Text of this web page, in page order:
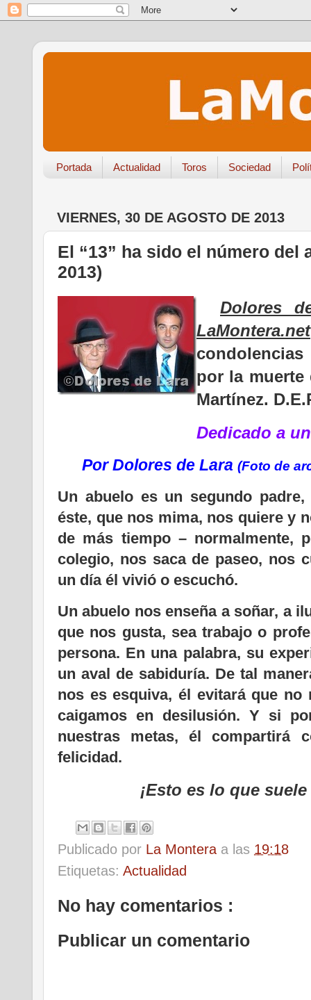
Portada Actualidad Toros Sociedad
VIERNES, 30 DE AGOSTO DE 2013
El “13” ha sido el número del
2013)
Dolores
LaMontera.net
por la muerte
Martínez.
Dedicado a
Por Dolores de Lara(Foto de
Un abuelo es un segundo
éste, que nos mima, nos quiere y
de más tiempo – normalmente,
colegio, nos saca de paseo, nos
un día él vivió o escuchó.
Un abuelo nos enseña a soñar, a
que nos gusta, sea trabajo o
persona. En una palabra, su
un aval de sabiduría. De tal
nos es esquiva, él evitará que no
caigamos en desilusión. Y si
nuestras metas, él compartirá
felicidad.
¡Esto es lo que
Publicado por La Montera a las 19:18
Etiquetas: Actualidad
No hay comentarios :
Publicar un comentario